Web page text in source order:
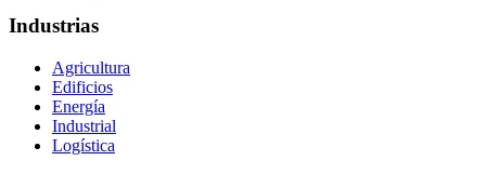
Industrias
Agricultura
Edificios
Energía
Industrial
Logística